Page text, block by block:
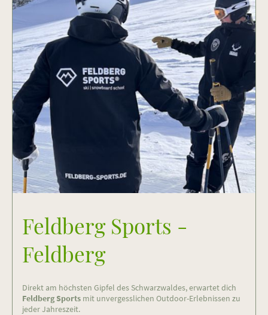
Feldberg Sports -
Feldberg
Direkt am höchsten Gipfel des Schwarzwaldes, erwartet dich
Feldberg Sports mit unvergesslichen Outdoor-Erlebnissen zu
jeder Jahreszeit.